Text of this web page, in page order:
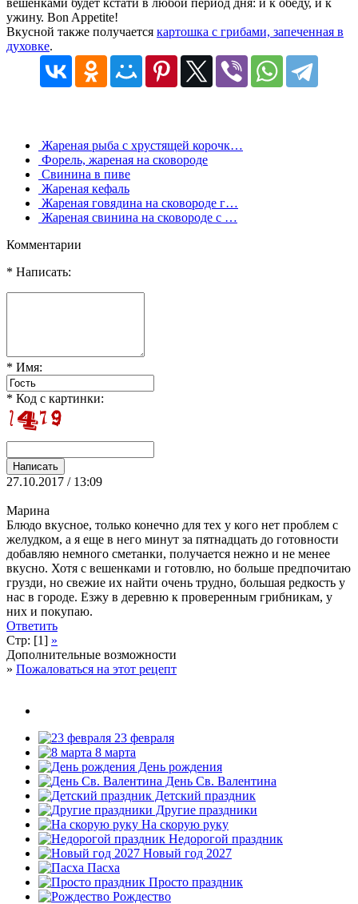
ужину. Bon Appetite!
Вкусной также получается картошка с грибами, запеченная в
духовке.
Жареная рыба с хрустящей корочк…
Форель, жареная на сковороде
Свинина в пиве
Жареная кефаль
Жареная говядина на сковороде г…
Жареная свинина на сковороде с …
Комментарии
* Написать:
* Имя:
* Код с картинки:
27.10.2017 / 13:09
Марина
Блюдо вкусное, только конечно для тех у кого нет проблем с
желудком, а я еще в него минут за пятнадцать до готовности
добавляю немного сметанки, получается нежно и не менее
вкусно. Хотя с вешенками и готовлю, но больше предпочитаю
грузди, но свежие их найти очень трудно, большая редкость у
нас в городе. Езжу в деревню к проверенным грибникам, у
них и покупаю.
Ответить
Стр: [1] »
Дополнительные возможности
» Пожаловаться на этот рецепт
23 февраля
8 марта
День рождения
День Св. Валентина
Детский праздник
Другие праздники
На скорую руку
Недорогой праздник
Новый год 2027
Пасха
Просто праздник
Рождество